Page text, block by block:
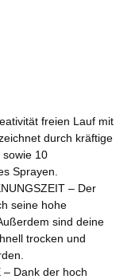
freien Lauf mit
durch kräftige
sowie 10
Sprayen.
– Der
seine hohe
sind deine
trocken und
– Dank der hoch